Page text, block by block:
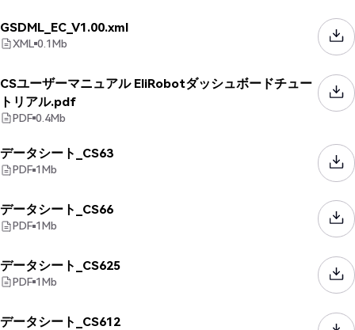
GSDML_EC_V1.00.xml
XML 0.1Mb
CSユーザーマニュアル EliRobotダッシュボードチュー
トリアル.pdf
PDF 0.4Mb
データシート_CS63
PDF 1Mb
データシート_CS66
PDF 1Mb
データシート_CS625
PDF 1Mb
データシート_CS612